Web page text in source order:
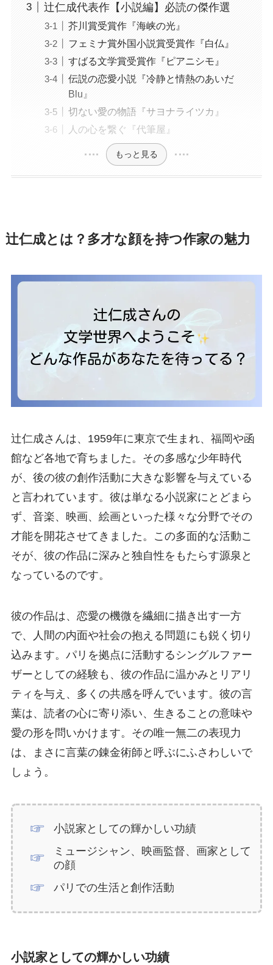
辻仁成代表作【小説編】必読の傑作選
芥川賞受賞作『海峡の光』
フェミナ賞外国小説賞受賞作『白仏』
すばる文学賞受賞作『ピアニシモ』
伝説の恋愛小説『冷静と情熱のあいだ
Blu』
切ない愛の物語『サヨナライツカ』
人の心を繋ぐ『代筆屋』
もっと見る
辻仁成とは？多才な顔を持つ作家の魅力
辻仁成さんは、1959年に東京で生まれ、福岡や函
館など各地で育ちました。その多感な少年時代
が、後の彼の創作活動に大きな影響を与えている
と言われています。彼は単なる小説家にとどまら
ず、音楽、映画、絵画といった様々な分野でその
才能を開花させてきました。この多面的な活動こ
そが、彼の作品に深みと独自性をもたらす源泉と
なっているのです。
彼の作品は、恋愛の機微を繊細に描き出す一方
で、人間の内面や社会の抱える問題にも鋭く切り
込みます。パリを拠点に活動するシングルファー
ザーとしての経験も、彼の作品に温かみとリアリ
ティを与え、多くの共感を呼んでいます。彼の言
葉は、読者の心に寄り添い、生きることの意味や
愛の形を問いかけます。その唯一無二の表現力
は、まさに言葉の錬金術師と呼ぶにふさわしいで
しょう。
小説家としての輝かしい功績
ミュージシャン、映画監督、画家として
の顔
パリでの生活と創作活動
小説家としての輝かしい功績